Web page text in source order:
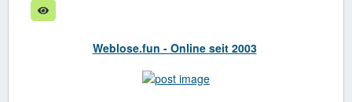
Weblose.fun - Online seit 2003